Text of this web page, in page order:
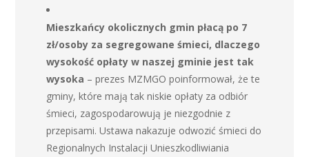
Mieszkańcy okolicznych gmin płacą po 7
zł/osoby za segregowane śmieci, dlaczego
wysokość opłaty w naszej gminie jest tak
wysoka – prezes MZMGO poinformował, że te
gminy, które mają tak niskie opłaty za odbiór
śmieci, zagospodarowują je niezgodnie z
przepisami. Ustawa nakazuje odwozić śmieci do
Regionalnych Instalacji Unieszkodliwiania